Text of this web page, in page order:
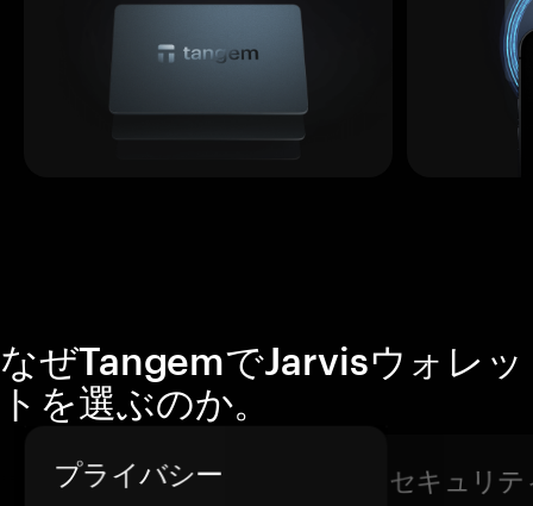
なぜTangemでJarvisウォレッ
トを選ぶのか。
プライバシー セキュリテ